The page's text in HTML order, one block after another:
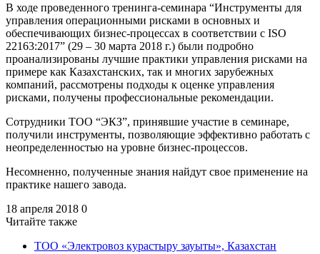
В ходе проведенного тренинга-семинара “Инструменты для
управления операционными рисками в основных и
обеспечивающих бизнес-процессах в соответствии с ISO
22163:2017” (29 – 30 марта 2018 г.) были подробно
проанализированы лучшие практики управления рисками на
примере как Казахстанских, так и многих зарубежных
компаний, рассмотрены подходы к оценке управления
рисками, получены профессиональные рекомендации.
Сотрудники ТОО “ЭКЗ”, принявшие участие в семинаре,
получили инструменты, позволяющие эффективно работать с
неопределенностью на уровне бизнес-процессов.
Несомненно, полученные знания найдут свое применение на
практике нашего завода.
18 апреля 2018 0
Читайте также
ТОО «Электровоз курастыру зауыты», Казахстан